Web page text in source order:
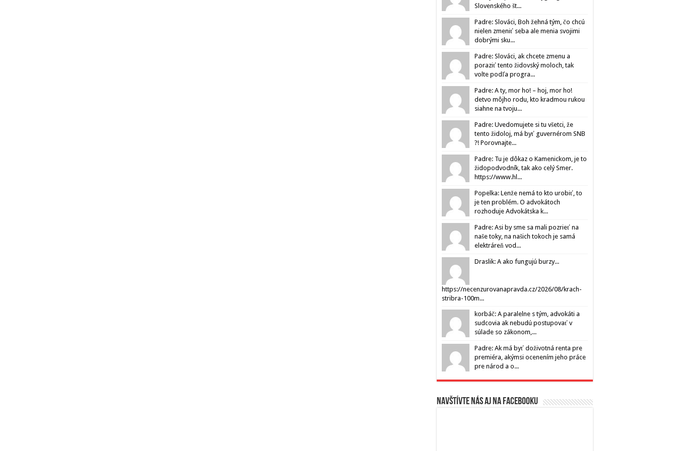
Slovenského št...
Padre: Slováci, Boh žehná tým, čo chcú
nielen zmeniť seba ale menia svojimi
dobrými sku...
Padre: Slováci, ak chcete zmenu a
poraziť tento židovský moloch, tak
volte podľa progra...
Padre: A ty, mor ho! – hoj, mor ho!
detvo môjho rodu, kto kradmou rukou
siahne na tvoju...
Padre: Uvedomujete si tu všetci, že
tento židoloj, má byť guvernérom SNB
?! Porovnajte...
Padre: Tu je dôkaz o Kamenickom, je to
židopodvodník, tak ako celý Smer.
https://www.hl...
Popelka: Lenže nemá to kto urobiť, to
je ten problém. O advokátoch
rozhoduje Advokátska k...
Padre: Asi by sme sa mali pozrieť na
naše toky, na našich tokoch je samá
elektráreň vod...
Draslik: A ako fungujú burzy...
https://necenzurovanapravda.cz/2026/08/krach-
stribra-100m...
korbáč: A paralelne s tým, advokáti a
sudcovia ak nebudú postupovať v
súlade so zákonom,...
Padre: Ak má byť doživotná renta pre
premiéra, akýmsi ocenením jeho práce
pre národ a o...
Navštívte nás aj na Facebooku